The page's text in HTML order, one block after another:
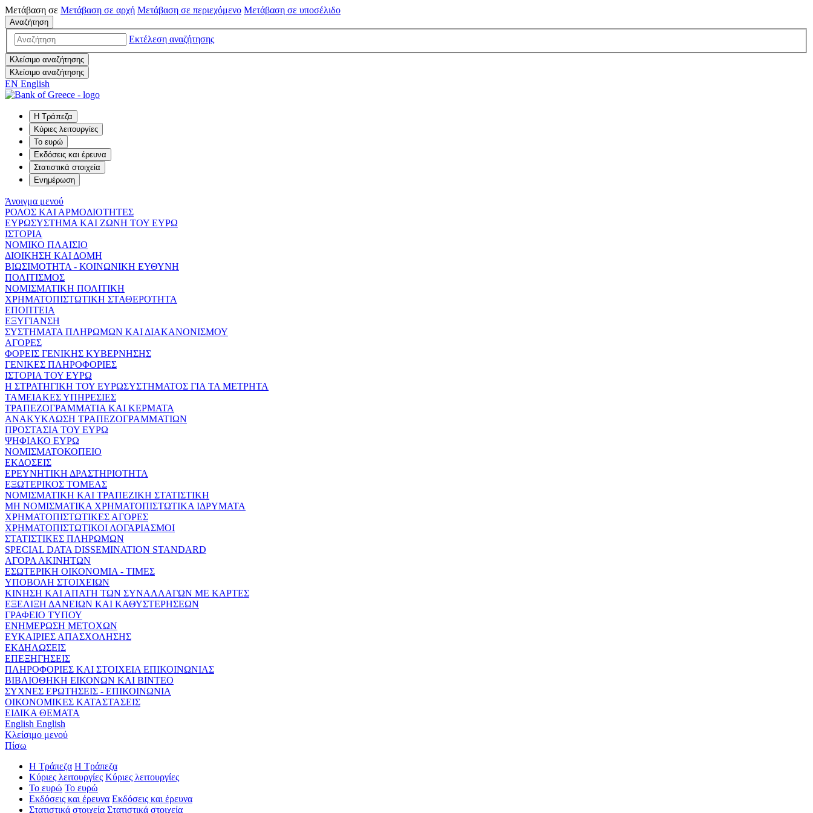
Μετάβαση σε Μετάβαση σε αρχή Μετάβαση σε περιεχόμενο Μετάβαση σε υποσέλιδο
Αναζήτηση
Εκτέλεση αναζήτησης
Κλείσιμο αναζήτησης
Κλείσιμο αναζήτησης
EN English
Η Τράπεζα
Κύριες λειτουργίες
Το ευρώ
Εκδόσεις και έρευνα
Στατιστικά στοιχεία
Ενημέρωση
Άνοιγμα μενού
ΡΟΛΟΣ ΚΑΙ ΑΡΜΟΔΙΟΤΗΤΕΣ
ΕΥΡΩΣΥΣΤΗΜΑ ΚΑΙ ΖΩΝΗ ΤΟΥ ΕΥΡΩ
ΙΣΤΟΡΙΑ
ΝΟΜΙΚΟ ΠΛΑΙΣΙΟ
ΔΙΟΙΚΗΣΗ ΚΑΙ ΔΟΜΗ
ΒΙΩΣΙΜΟΤΗΤΑ - ΚΟΙΝΩΝΙΚΗ ΕΥΘΥΝΗ
ΠΟΛΙΤΙΣΜΟΣ
ΝΟΜΙΣΜΑΤΙΚΗ ΠΟΛΙΤΙΚΗ
ΧΡΗΜΑΤΟΠΙΣΤΩΤΙΚΗ ΣΤΑΘΕΡΟΤΗΤΑ
ΕΠΟΠΤΕΙΑ
ΕΞΥΓΙΑΝΣΗ
ΣΥΣΤΗΜΑΤΑ ΠΛΗΡΩΜΩΝ ΚΑΙ ΔΙΑΚΑΝΟΝΙΣΜΟΥ
ΑΓΟΡΕΣ
ΦΟΡΕΙΣ ΓΕΝΙΚΗΣ ΚΥΒΕΡΝΗΣΗΣ
ΓΕΝΙΚΕΣ ΠΛΗΡΟΦΟΡΙΕΣ
ΙΣΤΟΡΙΑ ΤΟΥ ΕΥΡΩ
Η ΣΤΡΑΤΗΓΙΚΗ ΤΟΥ ΕΥΡΩΣΥΣΤΗΜΑΤΟΣ ΓΙΑ ΤΑ ΜΕΤΡΗΤΑ
ΤΑΜΕΙΑΚΕΣ ΥΠΗΡΕΣΙΕΣ
ΤΡΑΠΕΖΟΓΡΑΜΜΑΤΙΑ ΚΑΙ ΚΕΡΜΑΤΑ
ΑΝΑΚΥΚΛΩΣΗ ΤΡΑΠΕΖΟΓΡΑΜΜΑΤΙΩΝ
ΠΡΟΣΤΑΣΙΑ ΤΟΥ ΕΥΡΩ
ΨΗΦΙΑΚΟ ΕΥΡΩ
ΝΟΜΙΣΜΑΤΟΚΟΠΕΙΟ
ΕΚΔΟΣΕΙΣ
ΕΡΕΥΝΗΤΙΚΗ ΔΡΑΣΤΗΡΙΟΤΗΤΑ
ΕΞΩΤΕΡΙΚΟΣ ΤΟΜΕΑΣ
ΝΟΜΙΣΜΑΤΙΚΗ ΚΑΙ ΤΡΑΠΕΖΙΚΗ ΣΤΑΤΙΣΤΙΚΗ
ΜΗ ΝΟΜΙΣΜΑΤΙΚΑ ΧΡΗΜΑΤΟΠΙΣΤΩΤΙΚΑ ΙΔΡΥΜΑΤΑ
ΧΡΗΜΑΤΟΠΙΣΤΩΤΙΚΕΣ ΑΓΟΡΕΣ
ΧΡΗΜΑΤΟΠΙΣΤΩΤΙΚΟΙ ΛΟΓΑΡΙΑΣΜΟΙ
ΣΤΑΤΙΣΤΙΚΕΣ ΠΛΗΡΩΜΩΝ
SPECIAL DATA DISSEMINATION STANDARD
ΑΓΟΡΑ ΑΚΙΝΗΤΩΝ
ΕΣΩΤΕΡΙΚΗ ΟΙΚΟΝΟΜΙΑ - ΤΙΜΕΣ
ΥΠΟΒΟΛΗ ΣΤΟΙΧΕΙΩΝ
ΚΙΝΗΣΗ ΚΑΙ ΑΠΑΤΗ ΤΩΝ ΣΥΝΑΛΛΑΓΩΝ ΜΕ ΚΑΡΤΕΣ
ΕΞΕΛΙΞΗ ΔΑΝΕΙΩΝ ΚΑΙ ΚΑΘΥΣΤΕΡΗΣΕΩΝ
ΓΡΑΦΕΙΟ ΤΥΠΟΥ
ΕΝΗΜΕΡΩΣΗ ΜΕΤΟΧΩΝ
ΕΥΚΑΙΡΙΕΣ ΑΠΑΣΧΟΛΗΣΗΣ
ΕΚΔΗΛΩΣΕΙΣ
ΕΠΕΞΗΓΗΣΕΙΣ
ΠΛΗΡΟΦΟΡΙΕΣ ΚΑΙ ΣΤΟΙΧΕΙΑ ΕΠΙΚΟΙΝΩΝΙΑΣ
ΒΙΒΛΙΟΘΗΚΗ ΕΙΚΟΝΩΝ ΚΑΙ ΒΙΝΤΕΟ
ΣΥΧΝΕΣ ΕΡΩΤΗΣΕΙΣ - ΕΠΙΚΟΙΝΩΝΙΑ
ΟΙΚΟΝΟΜΙΚΕΣ ΚΑΤΑΣΤΑΣΕΙΣ
ΕΙΔΙΚΑ ΘΕΜΑΤΑ
English English
Κλείσιμο μενού
Πίσω
Η Τράπεζα Η Τράπεζα
Κύριες λειτουργίες Κύριες λειτουργίες
Το ευρώ Το ευρώ
Εκδόσεις και έρευνα Εκδόσεις και έρευνα
Στατιστικά στοιχεία Στατιστικά στοιχεία